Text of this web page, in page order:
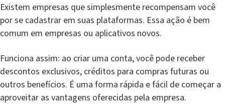
Existem empresas que simplesmente recompensam você
por se cadastrar em suas plataformas. Essa ação é bem
comum em empresas ou aplicativos novos.
Funciona assim: ao criar uma conta, você pode receber
descontos exclusivos, créditos para compras futuras ou
outros benefícios. É uma forma rápida e fácil de começar a
aproveitar as vantagens oferecidas pela empresa.